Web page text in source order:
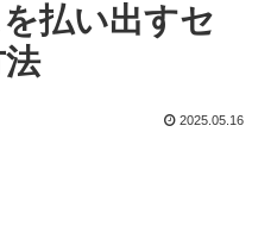
払い出すセ
2025.05.16